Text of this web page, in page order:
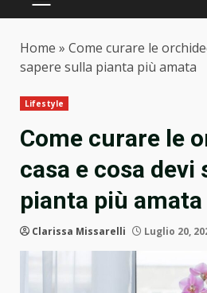
PRIMARY
Home » Come curare le
sapere sulla pianta più amata
Lifestyle
Come curare le
casa e cosa devi
pianta più amata
Clarissa Missarelli Luglio 20,